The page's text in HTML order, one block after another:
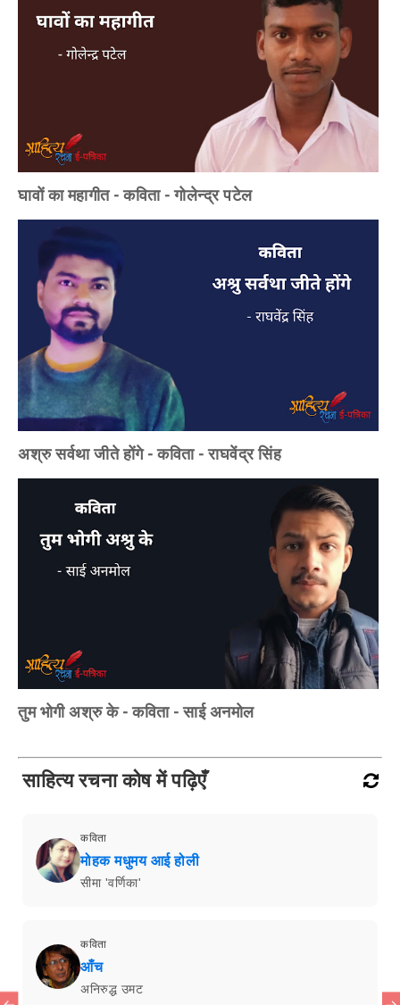
घावों का महागीत - कविता - गोलेन्द्र पटेल
अश्रु सर्वथा जीते होंगे - कविता - राघवेंद्र सिंह
तुम भोगी अश्रु के - कविता - साई अनमोल
साहित्य रचना कोष में पढ़िएँ
कविता
मोहक मधुमय आई होली
सीमा 'वर्णिका'
कविता
आँच
अनिरुद्ध उमट